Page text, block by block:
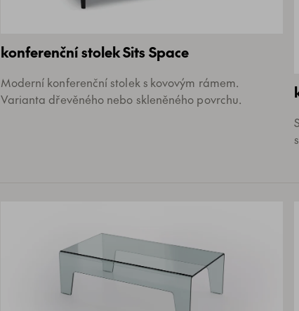
konferenční stolek Sits Space
Moderní konferenční stolek s kovovým rámem.
Varianta dřevěného nebo skleněného povrchu.